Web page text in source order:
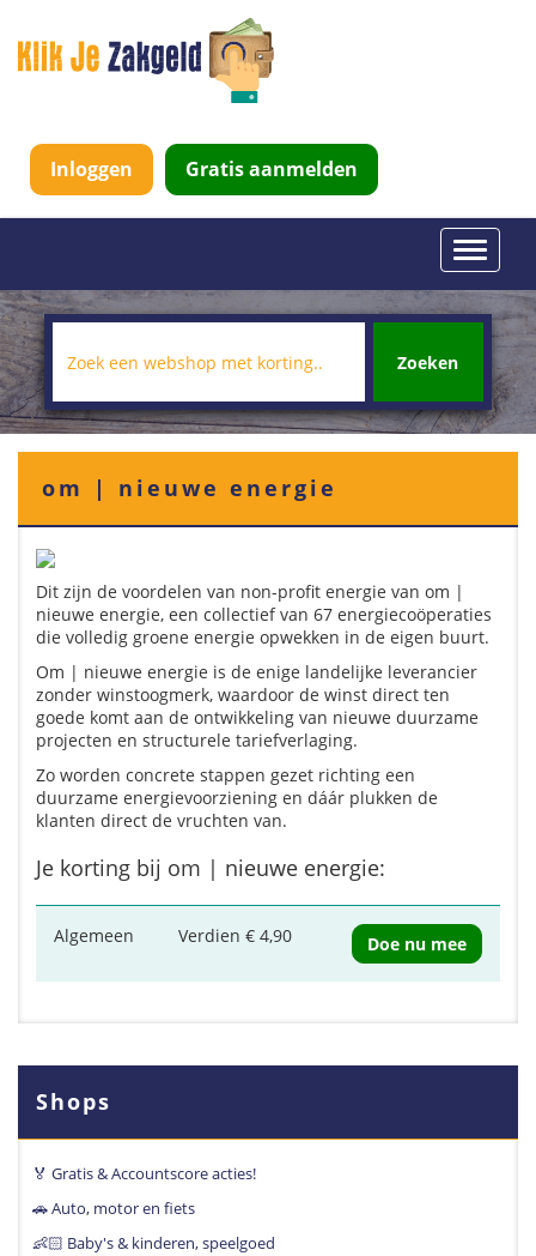
Inloggen Gratis aanmelden
Toggle
Zoeken
om | nieuwe energie
Dit zijn de voordelen van non-profit energie van om |
nieuwe energie, een collectief van 67 energiecoöperaties
die volledig groene energie opwekken in de eigen buurt.
Om | nieuwe energie is de enige landelijke leverancier
zonder winstoogmerk, waardoor de winst direct ten
goede komt aan de ontwikkeling van nieuwe duurzame
projecten en structurele tariefverlaging.
Zo worden concrete stappen gezet richting een
duurzame energievoorziening en dáár plukken de
klanten direct de vruchten van.
Je korting bij om | nieuwe energie:
Algemeen Verdien € 4,90 Doe nu mee
Shops
🏅 Gratis & Accountscore acties!
🚗 Auto, motor en fiets
👶🏻 Baby's & kinderen, speelgoed